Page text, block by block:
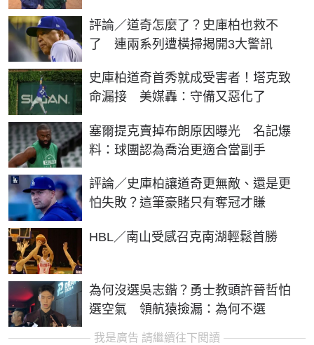
評論／道奇怎麼了？史庫柏也救不
了 連兩系列遭橫掃揭開3大警訊
史庫柏道奇首秀就成受害者！塔克致
命漏接 美媒轟：守備又惡化了
塞爾提克賣掉布朗原因曝光 名記爆
料：球團認為喬治更適合當副手
評論／史庫柏讓道奇更無敵、還是更
怕失敗？這筆豪賭只有奪冠才賺
HBL／南山受感召克南湖輕鬆首勝
為何沒選吳志鍇？勇士教頭許晉哲怕
選空氣 領航猿撿漏：為何不選
我是廣告 請繼續往下閱讀